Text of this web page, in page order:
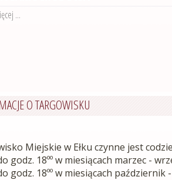
O TARGOWISKU
Miejskie w Ełku czynne jest
godz. 18ºº w miesiącach marzec -
godz. 18ºº w miesiącach październik